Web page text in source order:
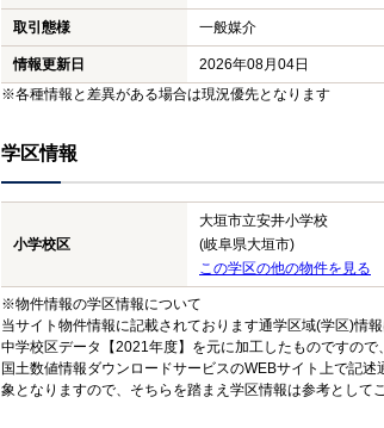
取引態様 一般媒介
情報更新日 2026年08月04日
※各種情報と差異がある場合は現況優先となります
学区情報
小学校区
大垣市立安井小学校
(岐阜県大垣市)
この学区の他の物件を見る
※物件情報の学区情報について
当サイト物件情報に記載されております通学区域(学区)情
中学校区データ【2021年度】を元に加工したものですの
国土数値情報ダウンロードサービスのWEBサイト上で記
象となりますので、そちらを踏まえ学区情報は参考として